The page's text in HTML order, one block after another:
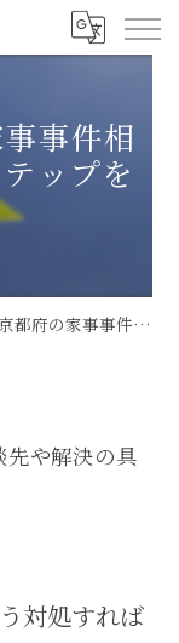
事件相
ップを
談先や解決の具体的ステップを徹底解説
や解決の具
対処すれば